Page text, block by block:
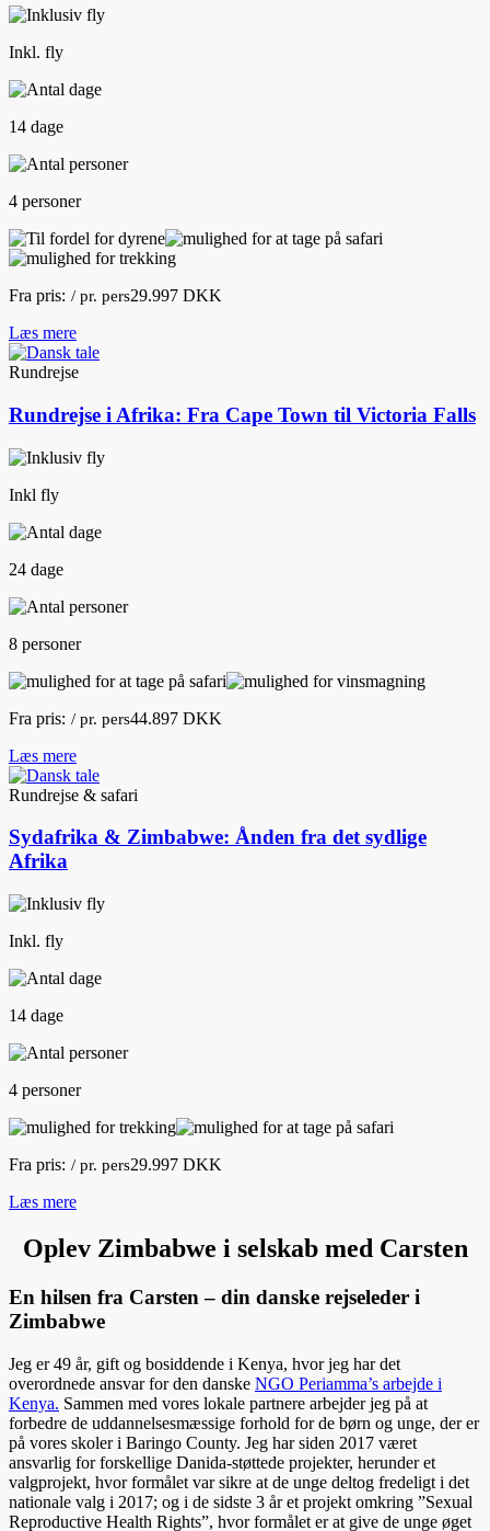
Inkl. fly
14 dage
4 personer
Fra pris: / pr. pers29.997 DKK
Læs mere
Rundrejse
Rundrejse i Afrika: Fra Cape Town til Victoria Falls
Inkl fly
24 dage
8 personer
Fra pris: / pr. pers44.897 DKK
Læs mere
Rundrejse & safari
Sydafrika & Zimbabwe: Ånden fra det sydlige
Afrika
Inkl. fly
14 dage
4 personer
Fra pris: / pr. pers29.997 DKK
Læs mere
Oplev Zimbabwe i selskab med Carsten
En hilsen fra Carsten – din danske rejseleder i
Zimbabwe
Jeg er 49 år, gift og bosiddende i Kenya, hvor jeg har det
overordnede ansvar for den danske NGO Periamma’s arbejde i
Kenya. Sammen med vores lokale partnere arbejder jeg på at
forbedre de uddannelsesmæssige forhold for de børn og unge, der er
på vores skoler i Baringo County. Jeg har siden 2017 været
ansvarlig for forskellige Danida-støttede projekter, herunder et
valgprojekt, hvor formålet var sikre at de unge deltog fredeligt i det
nationale valg i 2017; og i de sidste 3 år et projekt omkring ”Sexual
Reproductive Health Rights”, hvor formålet er at give de unge øget